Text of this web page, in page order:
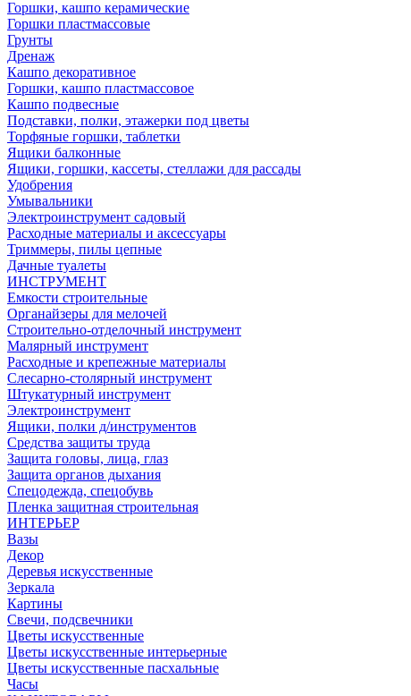
Горшки, кашпо керамические
Горшки пластмассовые
Грунты
Дренаж
Кашпо декоративное
Горшки, кашпо пластмассовое
Кашпо подвесные
Подставки, полки, этажерки под цветы
Торфяные горшки, таблетки
Ящики балконные
Ящики, горшки, кассеты, стеллажи для рассады
Удобрения
Умывальники
Электроинструмент садовый
Расходные материалы и аксессуары
Триммеры, пилы цепные
Дачные туалеты
ИНСТРУМЕНТ
Емкости строительные
Органайзеры для мелочей
Строительно-отделочный инструмент
Малярный инструмент
Расходные и крепежные материалы
Слесарно-столярный инструмент
Штукатурный инструмент
Электроинструмент
Ящики, полки д/инструментов
Средства защиты труда
Защита головы, лица, глаз
Защита органов дыхания
Спецодежда, спецобувь
Пленка защитная строительная
ИНТЕРЬЕР
Вазы
Декор
Деревья искусственные
Зеркала
Картины
Свечи, подсвечники
Цветы искусственные
Цветы искусственные интерьерные
Цветы искусственные пасхальные
Часы